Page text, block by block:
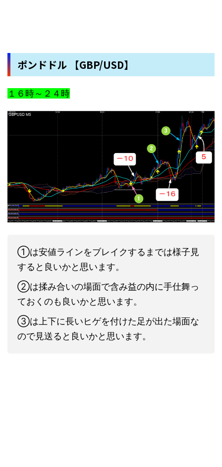
ポンドドル 【GBP/USD】
１６時～２４時
①は安値ラインをブレイクするまでは様子見
すると良いかと思います。
②は揉み合いの場面で含み益の内に手仕舞っ
ておくのも良いかと思います。
③は上下に長いヒゲを付けた足が出た場面な
ので見送ると良いかと思います。